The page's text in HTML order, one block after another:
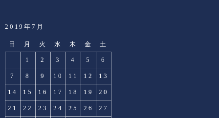
2019年7月
日 月 火 水 木 金 土
1 2 3 4 5 6
7 8 9 10 11 12 13
14 15 16 17 18 19 20
21 22 23 24 25 26 27